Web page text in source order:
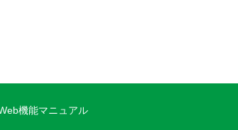
機能マニュアル